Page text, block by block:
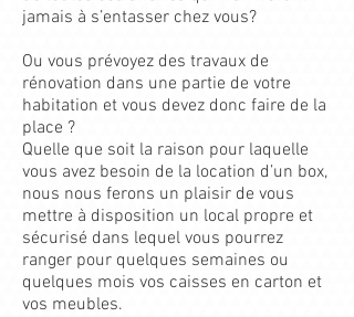
jamais à s’entasser chez vous?
Ou vous prévoyez des travaux de
rénovation dans une partie de votre
habitation et vous devez donc faire de la
place ?
Quelle que soit la raison pour laquelle
vous avez besoin de la location d’un box,
nous nous ferons un plaisir de vous
mettre à disposition un local propre et
sécurisé dans lequel vous pourrez
ranger pour quelques semaines ou
quelques mois vos caisses en carton et
vos meubles.